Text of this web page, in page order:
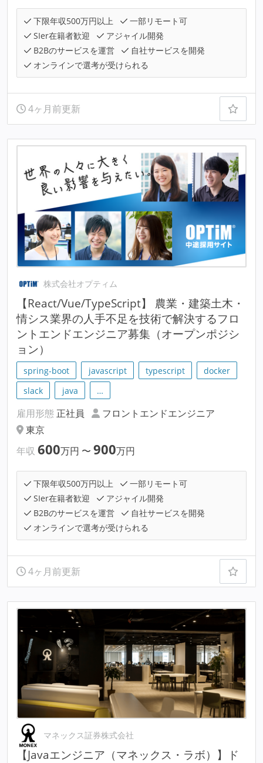
下限年収500万円以上
一部リモート可
SIer在籍者歓迎
アジャイル開発
B2Bのサービスを運営
自社サービスを開発
オンラインで選考が受けられる
4ヶ月前更新
株式会社オプティム
【React/Vue/TypeScript】 農業・建築土木・
情シス業界の人手不足を技術で解決するフロ
ントエンドエンジニア募集（オープンポジシ
ョン）
spring-boot javascript typescript
docker
slack
java …
雇用形態 正社員
フロントエンドエンジニア
東京
年収 600万円 〜 900万円
下限年収500万円以上
一部リモート可
SIer在籍者歓迎
アジャイル開発
B2Bのサービスを運営
自社サービスを開発
オンラインで選考が受けられる
4ヶ月前更新
マネックス証券株式会社
【Javaエンジニア（マネックス・ラボ）】ド